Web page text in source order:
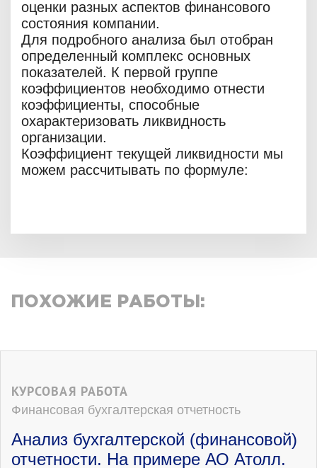
ПОХОЖИЕ РАБОТЫ:
КУРСОВАЯ РАБОТА
Финансовая бухгалтерская отчетность
Анализ бухгалтерской (финансовой)
отчетности. На примере АО Атолл.
оценки разных аспектов финансового
состояния компании.
Для подробного анализа был отобран
определенный комплекс основных
показателей. К первой группе
коэффициентов необходимо отнести
коэффициенты, способные
охарактеризовать ликвидность
организации.
Коэффициент текущей ликвидности мы
можем рассчитывать по формуле: